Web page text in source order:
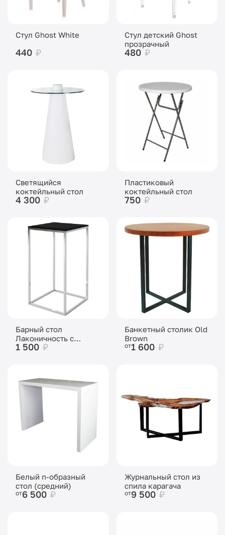
Стул Ghost White
440 ₽
Стул детский Ghost
прозрачный
480 ₽
Светящийся
коктейльный стол
4 300 ₽
Пластиковый
коктейльный стол
750 ₽
Барный стол
Лаконичность с
чёрной столешницей
1 500 ₽
Банкетный столик Old
Brown
от1 600 ₽
Белый п-образный
стол (средний)
от6 500 ₽
Журнальный стол из
спила карагача
от9 500₽